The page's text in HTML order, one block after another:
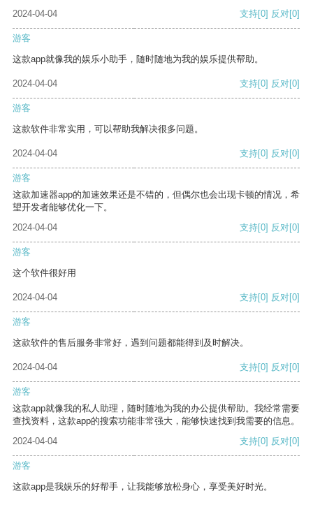
2024-04-04
支持[0] 反对[0]
游客
这款app就像我的娱乐小助手，随时随地为我的娱乐提供帮助。
2024-04-04 支持[0] 反对[0]
游客
这款软件非常实用，可以帮助我解决很多问题。
2024-04-04 支持[0] 反对[0]
游客
这款加速器app的加速效果还是不错的，但偶尔也会出现卡顿的情况，希
望开发者能够优化一下。
2024-04-04
支持[0] 反对[0]
游客
这个软件很好用
2024-04-04 支持[0] 反对[0]
游客
这款软件的售后服务非常好，遇到问题都能得到及时解决。
2024-04-04 支持[0] 反对[0]
游客
这款app就像我的私人助理，随时随地为我的办公提供帮助。我经常需要
查找资料，这款app的搜索功能非常强大，能够快速找到我需要的信息。
2024-04-04
支持[0] 反对[0]
游客
这款app是我娱乐的好帮手，让我能够放松身心，享受美好时光。